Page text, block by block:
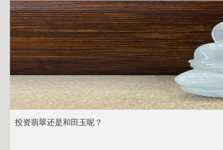
投资翡翠还是和田玉呢？